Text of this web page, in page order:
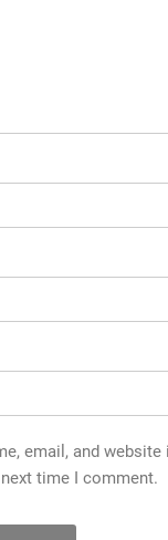
email, and website
time I comment.